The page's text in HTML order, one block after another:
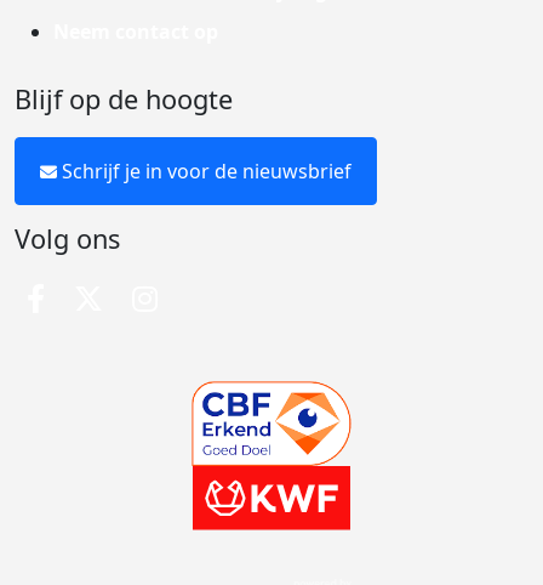
Blijf op de hoogte
Schrijf je in voor de nieuwsbrief
Volg ons